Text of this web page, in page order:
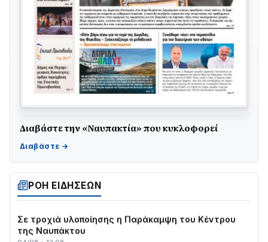
Διαβάστε την «Ναυπακτία» που κυκλοφορεί
ΡΟΗ ΕΙΔΗΣΕΩΝ
05/08 • 08:41
Στο σκοτάδι μεγάλο μέρος στο Λυγιά Ναυπάκτου
04/08 • 19:47
της Ναυπάκτου
04/08 • 12:08